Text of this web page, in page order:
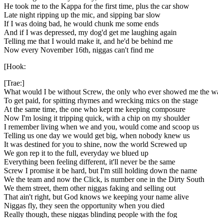
He took me to the Kappa for the first time, plus the car show
Late night ripping up the mic, and sipping bar slow
If I was doing bad, he would chunk me some ends
And if I was depressed, my dog'd get me laughing again
Telling me that I would make it, and he'd be behind me
Now every November 16th, niggas can't find me
[Hook:
[Trae:]
What would I be without Screw, the only who ever showed me the
To get paid, for spitting rhymes and wrecking mics on the stage
At the same time, the one who kept me keeping composure
Now I'm losing it tripping quick, with a chip on my shoulder
I remember living when we and you, would come and scoop us
Telling us one day we would get big, when nobody knew us
It was destined for you to shine, now the world Screwed up
We gon rep it to the full, everyday we blued up
Everything been feeling different, it'll never be the same
Screw I promise it be hard, but I'm still holding down the name
We the team and now the Click, is number one in the Dirty South
We them street, them other niggas faking and selling out
That ain't right, but God knows we keeping your name alive
Niggas fly, they seen the opportunity when you died
Really though, these niggas blinding people with the fog